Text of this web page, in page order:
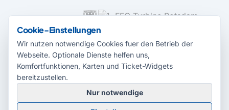
MEDIENPARTNER
© 2026 Radio Potsdam. Webseite entwickelt durch dieMedienagentur
Cookie-Einstellungen
Wir nutzen notwendige Cookies fuer den Betrieb der
Webseite. Optionale Dienste helfen uns,
Komfortfunktionen, Karten und Ticket-Widgets
bereitzustellen.
Nur notwendige